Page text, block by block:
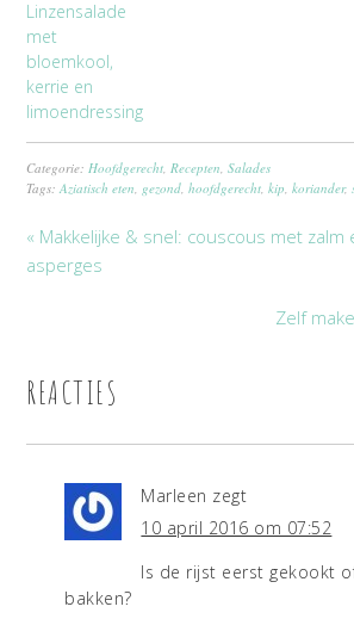
Linzensalade
met
bloemkool,
kerrie en
limoendressing
Categorie: Hoofdgerecht Recepten ,Salades
Tags:Aziatisch eten gezond ,hoofdgerecht ,kip ,koriander,
« Makkelijke & snel: couscous met zalm
asperges
Zelf
REACTIES
Marleen zegt
10 april 2016 om 07:52
Is de rijst eerst gekookt
bakken?